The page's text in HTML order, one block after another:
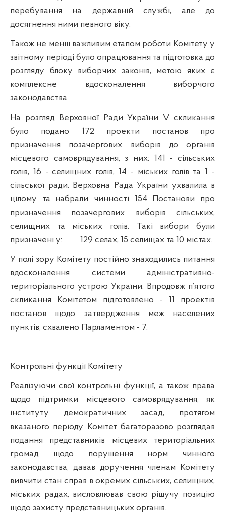
перебування на державній службі, але до
досягнення ними певного віку.
Також не менш важливим етапом роботи Комітету у
звітному періоді було опрацювання та підготовка до
розгляду блоку виборчих законів, метою яких є
комплексне вдосконалення виборчого
законодавства.
На розгляд Верховної Ради України V скликання
було подано 172 проекти постанов про
призначення позачергових виборів до органів
місцевого самоврядування, з них: 141 - сільських
голів, 16 - селищних голів, 14 - міських голів та 1 -
сільської ради. Верховна Рада України ухвалила в
цілому та набрали чинності 154 Постанови про
призначення позачергових виборів сільських,
селищних та міських голів. Такі вибори були
призначені у:
129 селах, 15 селищах та 10 містах.
У полі зору Комітету постійно знаходились питання
вдосконалення системи адміністративно-
територіального устрою України. Впродовж п’ятого
скликання Комітетом підготовлено - 11 проектів
постанов щодо затвердження меж населених
пунктів, схвалено Парламентом - 7.
Контрольні функції Комітету
Реалізуючи свої контрольні функції, а також права
щодо підтримки місцевого самоврядування, як
інституту демократичних засад, протягом
вказаного періоду Комітет багаторазово розглядав
подання представників місцевих територіальних
громад щодо порушення норм чинного
законодавства, давав доручення членам Комітету
вивчити стан справ в окремих сільських, селищних,
міських радах, висловлював свою рішучу позицію
щодо захисту представницьких органів.